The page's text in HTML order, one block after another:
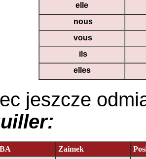
elle
nous
vous
ils
elles
jeszcze
Zaimek